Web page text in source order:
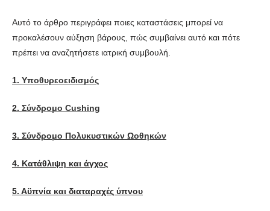
Αυτό το άρθρο περιγράφει ποιες καταστάσεις μπορεί να
προκαλέσουν αύξηση βάρους, πώς συμβαίνει αυτό και πότε
πρέπει να αναζητήσετε ιατρική συμβουλή.
1. Υποθυρεοειδισμός
2. Σύνδρομο Cushing
3. Σύνδρομο Πολυκυστικών Ωοθηκών
4. Κατάθλιψη και άγχος
5. Αϋπνία και διαταραχές ύπνου